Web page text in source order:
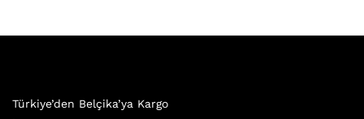
Türkiye’den Belçika’ya Kargo